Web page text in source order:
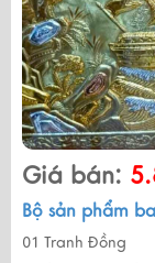
Giá bán:
Bộ sản phẩm
01 Tranh Đồng